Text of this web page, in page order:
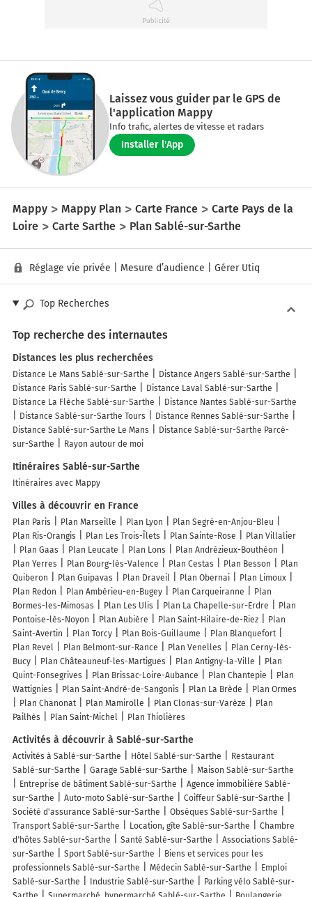
Laissez vous guider par le GPS de
l'application Mappy
Info trafic, alertes de vitesse et radars
Installer l'App
Mappy Mappy Plan Carte France
Carte Pays de la
Loire
Carte Sarthe Plan Sablé-sur-Sarthe
Réglage vie privée Mesure d’audience Gérer Utiq
Top Recherches
Top recherche des internautes
Distances les plus recherchées
Distance Le Mans Sablé-sur-Sarthe
Distance Angers Sablé-sur-Sarthe
Distance Paris Sablé-sur-Sarthe
Distance Laval Sablé-sur-Sarthe
Distance La Flèche Sablé-sur-Sarthe
Distance Nantes Sablé-sur-Sarthe
Distance Sablé-sur-Sarthe Tours
Distance Rennes Sablé-sur-Sarthe
Distance Sablé-sur-Sarthe Le Mans
Distance Sablé-sur-Sarthe Parcé-
sur-Sarthe
Rayon autour de moi
Itinéraires Sablé-sur-Sarthe
Itinéraires avec Mappy
Villes à découvrir en France
Plan Paris Plan Marseille Plan Lyon
Plan Segré-en-Anjou-Bleu
Plan Ris-Orangis
Plan Les Trois-Îlets Plan Sainte-Rose
Plan Villalier
Plan Gaas
Plan Leucate Plan Lons
Plan Andrézieux-Bouthéon
Plan Yerres
Plan Bourg-lès-Valence Plan Cestas Plan Besson
Plan
Quiberon
Plan Guipavas Plan Draveil Plan Obernai
Plan Limoux
Plan Redon
Plan Ambérieu-en-Bugey Plan Carqueiranne
Plan
Bormes-les-Mimosas
Plan Les Ulis Plan La Chapelle-sur-Erdre
Plan
Pontoise-lès-Noyon
Plan Aubière Plan Saint-Hilaire-de-Riez
Plan
Saint-Avertin
Plan Torcy Plan Bois-Guillaume
Plan Blanquefort
Plan Revel
Plan Belmont-sur-Rance Plan Venelles
Plan Cerny-lès-
Bucy
Plan Châteauneuf-les-Martigues Plan Antigny-la-Ville
Plan
Quint-Fonsegrives
Plan Brissac-Loire-Aubance Plan Chantepie
Plan
Wattignies
Plan Saint-André-de-Sangonis Plan La Brède
Plan Ormes
Plan Chanonat
Plan Mamirolle Plan Clonas-sur-Varèze
Plan
Pailhès
Plan Saint-Michel Plan Thiolières
Activités à découvrir à Sablé-sur-Sarthe
Activités à Sablé-sur-Sarthe Hôtel Sablé-sur-Sarthe
Restaurant
Sablé-sur-Sarthe
Garage Sablé-sur-Sarthe
Maison Sablé-sur-Sarthe
Entreprise de bâtiment Sablé-sur-Sarthe
Agence immobilière Sablé-
sur-Sarthe
Auto-moto Sablé-sur-Sarthe
Coiffeur Sablé-sur-Sarthe
Société d'assurance Sablé-sur-Sarthe
Obsèques Sablé-sur-Sarthe
Transport Sablé-sur-Sarthe
Location, gîte Sablé-sur-Sarthe
Chambre
d'hôtes Sablé-sur-Sarthe
Santé Sablé-sur-Sarthe
Associations Sablé-
sur-Sarthe
Sport Sablé-sur-Sarthe
Biens et services pour les
professionnels Sablé-sur-Sarthe
Médecin Sablé-sur-Sarthe
Emploi
Sablé-sur-Sarthe
Industrie Sablé-sur-Sarthe
Parking vélo Sablé-sur-